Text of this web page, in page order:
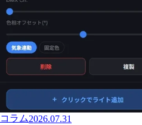
コラム2026.07.31